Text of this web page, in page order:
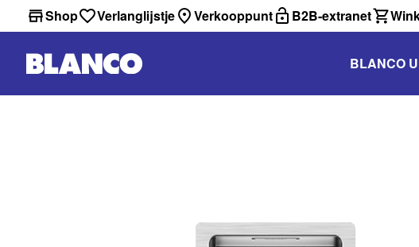
Shop Verlanglijstje Verkooppunt B2B-extranet
BLANCO